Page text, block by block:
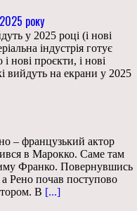
року
у 2025 році (і нові
індустрія готує
нові проєкти, і нові
вийдуть на екрани у 2025
– французький актор
в Марокко. Саме там
Франко. Повернувшись
Рено почав поступово
В [...]